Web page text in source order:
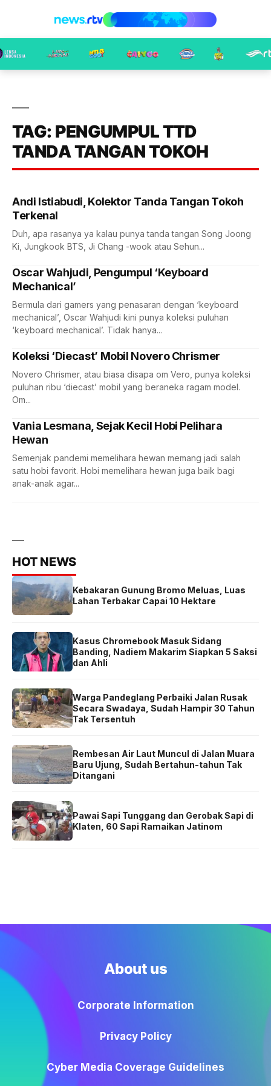
TAG: PENGUMPUL TTD
TANDA TANGAN TOKOH
Andi Istiabudi, Kolektor Tanda Tangan Tokoh
Terkenal
Duh, apa rasanya ya kalau punya tanda tangan Song Joong
Ki, Jungkook BTS, Ji Chang -wook atau Sehun...
Oscar Wahjudi, Pengumpul ‘Keyboard
Mechanical’
Bermula dari gamers yang penasaran dengan ‘keyboard
mechanical’, Oscar Wahjudi kini punya koleksi puluhan
‘keyboard mechanical’. Tidak hanya...
Koleksi ‘Diecast’ Mobil Novero Chrismer
Novero Chrismer, atau biasa disapa om Vero, punya koleksi
puluhan ribu ‘diecast’ mobil yang beraneka ragam model.
Om...
Vania Lesmana, Sejak Kecil Hobi Pelihara
Hewan
Semenjak pandemi memelihara hewan memang jadi salah
satu hobi favorit. Hobi memelihara hewan juga baik bagi
anak-anak agar...
HOT NEWS
Kebakaran Gunung Bromo Meluas, Luas
Lahan Terbakar Capai 10 Hektare
Kasus Chromebook Masuk Sidang
Banding, Nadiem Makarim Siapkan 5 Saksi
dan Ahli
Warga Pandeglang Perbaiki Jalan Rusak
Secara Swadaya, Sudah Hampir 30 Tahun
Tak Tersentuh
Rembesan Air Laut Muncul di Jalan Muara
Baru Ujung, Sudah Bertahun-tahun Tak
Ditangani
Pawai Sapi Tunggang dan Gerobak Sapi di
Klaten, 60 Sapi Ramaikan Jatinom
About us
Corporate Information
Privacy Policy
Cyber Media Coverage Guidelines